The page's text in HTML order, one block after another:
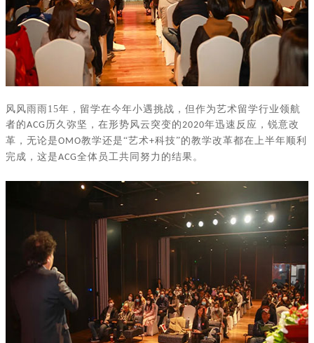
风风雨雨 15年，留学在今年小遇挑战，但作为艺术留学行业领航
者的ACG 历久弥坚，在形势风云突变的2020年迅速反应，锐意改
革，无论是OMO教学还是“艺术+科技”的教学改革都在上半年顺利
完成，这是ACG全体员工共同努力的结果。